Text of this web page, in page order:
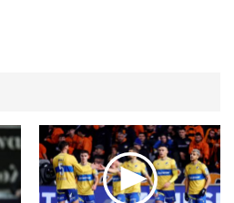
Απόψεις